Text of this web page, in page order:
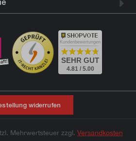
Kundenbewertungen
SEHR GUT
4.81 / 5.00
widerrufen
Mehrwertsteuer zzgl. Versandkosten